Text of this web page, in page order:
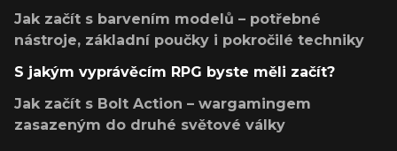
Jak začít s barvením modelů – potřebné
nástroje, základní poučky i pokročilé techniky
S jakým vyprávěcím RPG byste měli začít?
Jak začít s Bolt Action – wargamingem
zasazeným do druhé světové války